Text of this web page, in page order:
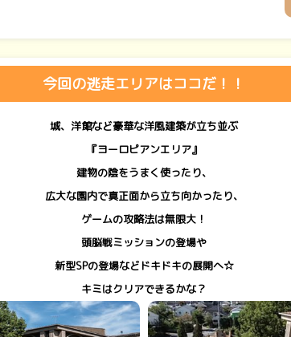
今回の逃走エリアはココだ！！
城、洋館など豪華な洋風建築が立ち並ぶ
『ヨーロピアンエリア』
建物の陰をうまく使ったり、
広大な園内で真正面から立ち向かったり、
ゲームの攻略法は無限大！
頭脳戦ミッションの登場や
新型SPの登場などドキドキの展開へ☆
キミはクリアできるかな？